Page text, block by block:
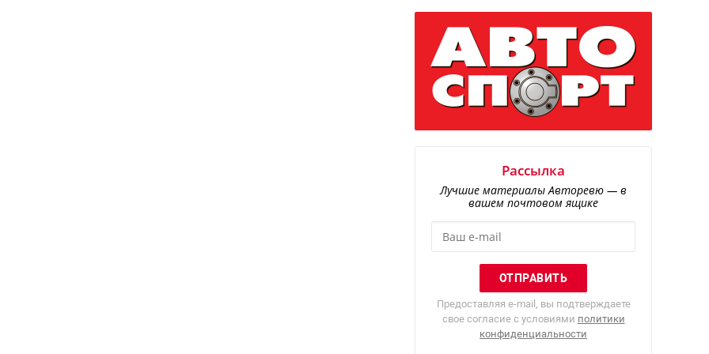
Рассылка
Лучшие материалы Авторевю — в
вашем почтовом ящике
Предоставляя e-mail, вы подтверждаете
свое согласие с условиями политики
конфиденциальности